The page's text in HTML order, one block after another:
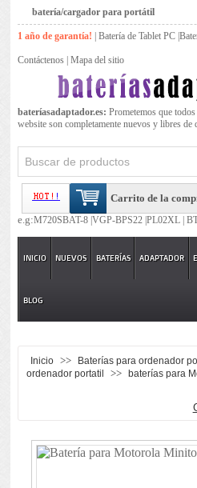
batería/cargador para portátil
1 año de garantía! |Batería de Tablet PC |
Contáctenos |Mapa del sitio
bateríasadaptador.es: Prometemos que
website son completamente nuevos y libres de
Carrito de la
e.g:M720SBAT-8 |VGP-BPS22 |PL02XL |
INICIO NUEVOS BATERÍAS ADAPTADOR
BLOG
Inicio >> Baterías para ordenador
ordenador portatil
>> baterías para